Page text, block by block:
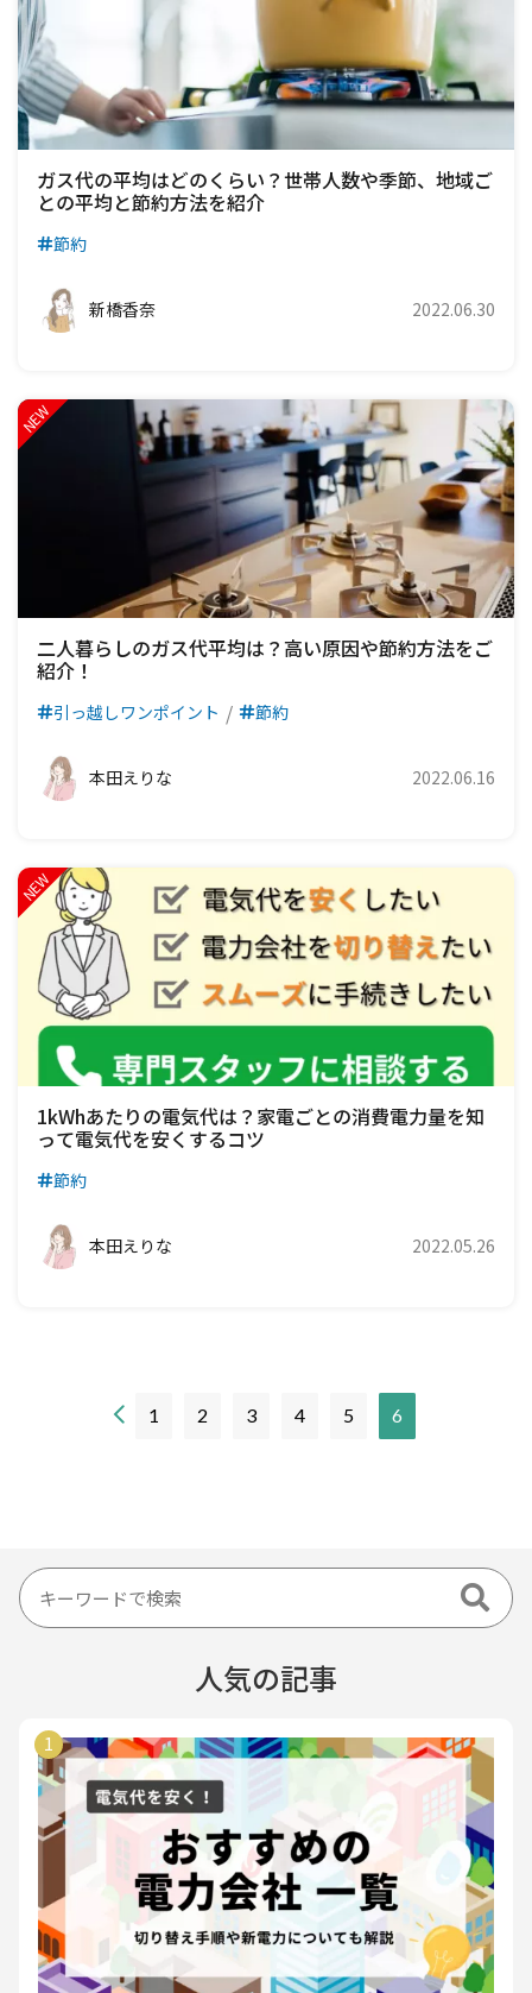
ガス代の平均はどのくらい？世帯人数や季節、地域ご
との平均と節約方法を紹介
節約
新橋香奈 2022.06.30
二人暮らしのガス代平均は？高い原因や節約方法をご
紹介！
引っ越しワンポイント 節約
本田えりな 2022.06.16
1kWhあたりの電気代は？家電ごとの消費電力量を知
って電気代を安くするコツ
節約
本田えりな 2022.05.26
1 2 3 4 5 6現
在
ジ
人気の記事